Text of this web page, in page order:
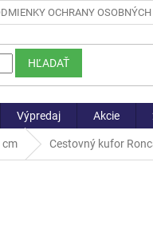
OCHRANY OSOBNÝCH
HĽADAŤ
Výpredaj Akcie
cm Cestovný kufor